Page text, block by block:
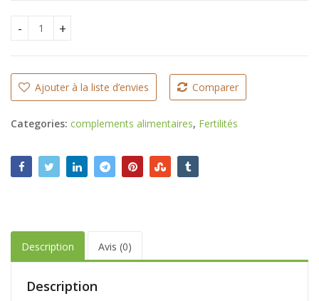
Maxi Volum 60 Gelules quantity
Ajouter à la liste d’envies Comparer
Categories: complements alimentaires, Fertilités
Description Avis (0)
Description